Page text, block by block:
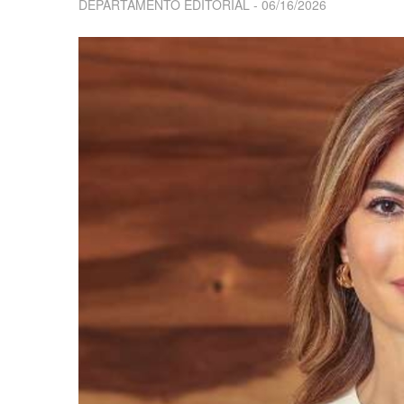
DEPARTAMENTO EDITORIAL 06/16/2026